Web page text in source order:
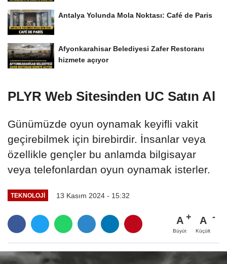
Antalya Yolunda Mola Noktası: Café de Paris
Afyonkarahisar Belediyesi Zafer Restoranı
hizmete açıyor
PLYR Web Sitesinden UC Satın Al
Günümüzde oyun oynamak keyifli vakit
geçirebilmek için birebirdir. İnsanlar veya
özellikle gençler bu anlamda bilgisayar
veya telefonlardan oyun oynamak isterler.
TEKNOLOJI 13 Kasım 2024 - 15:32
A
Büyüt
A
Küçült